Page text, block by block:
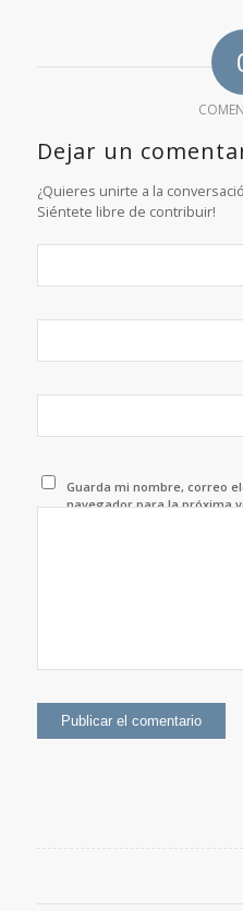
Dejar un
¿Quieres unirte a la
Siéntete libre de contribuir!
Guarda mi nombre, correo
navegador para la próxima